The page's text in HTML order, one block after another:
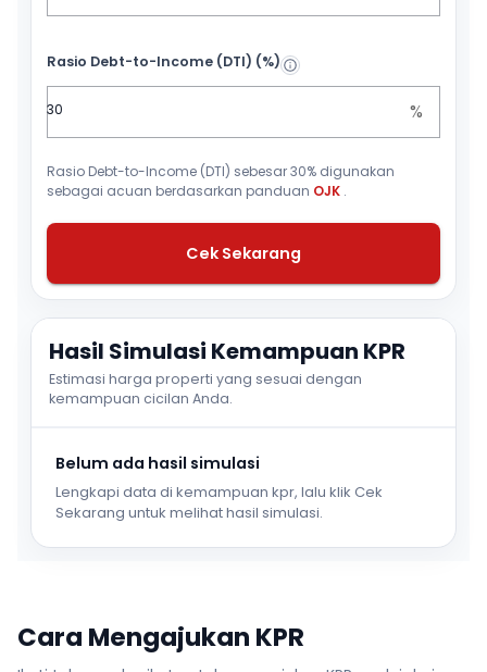
Rasio Debt-to-Income (DTI) (%)
%
Rasio Debt-to-Income (DTI) sebesar 30% digunakan
sebagai acuan berdasarkan panduan OJK .
Cek Sekarang
Hasil Simulasi Kemampuan KPR
Estimasi harga properti yang sesuai dengan
kemampuan cicilan Anda.
Belum ada hasil simulasi
Lengkapi data di kemampuan kpr, lalu klik Cek
Sekarang untuk melihat hasil simulasi.
Cara Mengajukan KPR